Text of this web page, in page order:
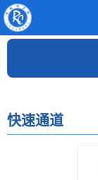
快速通道